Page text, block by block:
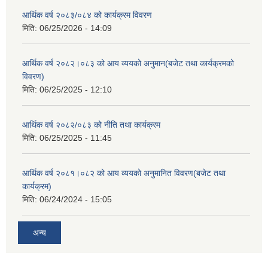
आर्थिक वर्ष २०८३/०८४ को कार्यक्रम विवरण
मिति: 06/25/2026 - 14:09
आर्थिक वर्ष २०८२।०८३ को आय व्ययको अनुमान(बजेट तथा कार्यक्रमको
विवरण)
मिति: 06/25/2025 - 12:10
आर्थिक वर्ष २०८२/०८३ को नीति तथा कार्यक्रम
मिति: 06/25/2025 - 11:45
आर्थिक वर्ष २०८१।०८२ को आय व्ययको अनुमानित विवरण(बजेट तथा
कार्यक्रम)
मिति: 06/24/2024 - 15:05
अन्य